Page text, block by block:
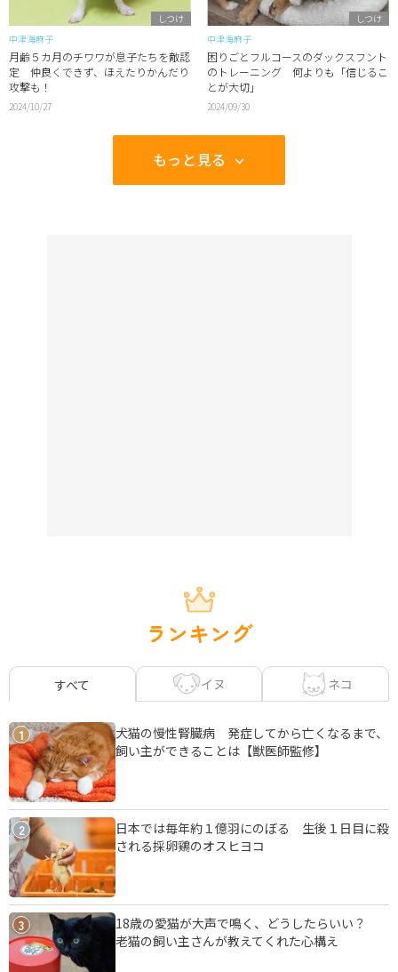
しつけ
中津海麻子
月齢５カ月のチワワが息子たちを敵認
定 仲良くできず、ほえたりかんだり
攻撃も！
2024/10/27
しつけ
中津海麻子
困りごとフルコースのダックスフント
のトレーニング 何よりも「信じるこ
とが大切」
2024/09/30
もっと見る
ランキング
すべて イヌ ネコ
1
犬猫の慢性腎臓病 発症してから亡くなるまで、
飼い主ができることは【獣医師監修】
2
日本では毎年約１億羽にのぼる 生後１日目に殺
される採卵鶏のオスヒヨコ
3
18歳の愛猫が大声で鳴く、どうしたらいい？
老猫の飼い主さんが教えてくれた心構え